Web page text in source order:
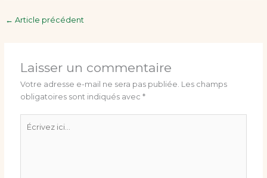
← Article précédent
Laisser un commentaire
Votre adresse e-mail ne sera pas publiée. Les champs
obligatoires sont indiqués avec*
ici…